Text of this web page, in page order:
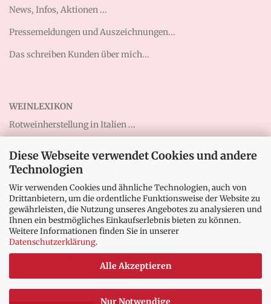
Diese Webseite verwendet Cookies und andere
Technologien
Wir verwenden Cookies und ähnliche Technologien, auch von
Drittanbietern, um die ordentliche Funktionsweise der Website zu
gewährleisten, die Nutzung unseres Angebotes zu analysieren und
Ihnen ein bestmögliches Einkaufserlebnis bieten zu können.
Weitere Informationen finden Sie in unserer
Datenschutzerklärung.
Alle Akzeptieren
Nur Notwendige
News, Infos, Aktionen ...
Pressemeldungen und Auszeichnungen...
Das schreiben Kunden über mich...
WEINLEXIKON
Rotweinherstellung in Italien ...
Abruzzen-Weine entdecken ...
Weißwein vom Gardasee ...
Qualitätsstufen IGT, DOC, DOCG ...
Tignanello – Der „Supertoskaner“ ...